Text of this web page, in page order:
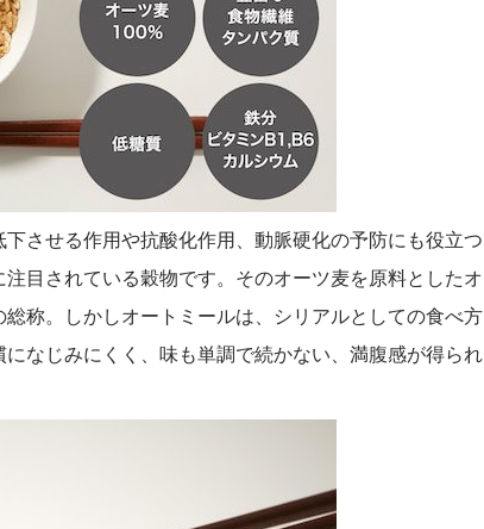
させる作用や抗酸化作用、動脈硬化の予防にも役立つ
目されている穀物です。そのオーツ麦を原料としたオ
称。しかしオートミールは、シリアルとしての食べ方
なじみにくく、味も単調で続かない、満腹感が得られ